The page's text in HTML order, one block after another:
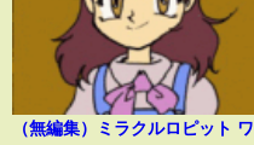
（無編集）ミラクルロピット ワ